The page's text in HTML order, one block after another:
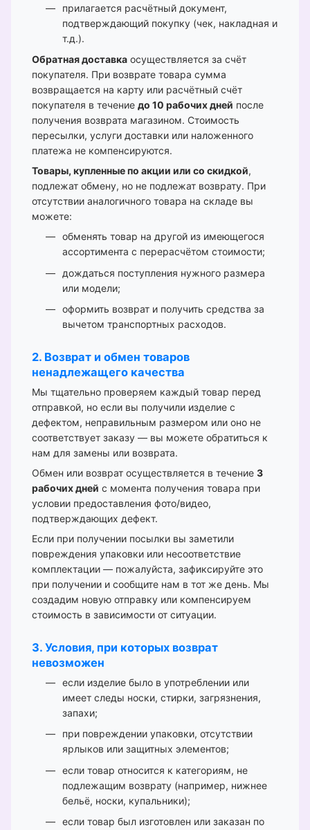
прилагается расчётный документ,
подтверждающий покупку (чек, накладная и
т.д.).
Обратная доставка осуществляется за счёт
покупателя. При возврате товара сумма
возвращается на карту или расчётный счёт
покупателя в течение до 10 рабочих дней после
получения возврата магазином. Стоимость
пересылки, услуги доставки или наложенного
платежа не компенсируются.
Товары, купленные по акции или со скидкой,
подлежат обмену, но не подлежат возврату. При
отсутствии аналогичного товара на складе вы
можете:
обменять товар на другой из имеющегося
ассортимента с перерасчётом стоимости;
дождаться поступления нужного размера
или модели;
оформить возврат и получить средства за
вычетом транспортных расходов.
2. Возврат и обмен товаров
ненадлежащего качества
Мы тщательно проверяем каждый товар перед
отправкой, но если вы получили изделие с
дефектом, неправильным размером или оно не
соответствует заказу — вы можете обратиться к
нам для замены или возврата.
Обмен или возврат осуществляется в течение 3
рабочих дней с момента получения товара при
условии предоставления фото/видео,
подтверждающих дефект.
Если при получении посылки вы заметили
повреждения упаковки или несоответствие
комплектации — пожалуйста, зафиксируйте это
при получении и сообщите нам в тот же день. Мы
создадим новую отправку или компенсируем
стоимость в зависимости от ситуации.
3. Условия, при которых возврат
невозможен
если изделие было в употреблении или
имеет следы носки, стирки, загрязнения,
запахи;
при повреждении упаковки, отсутствии
ярлыков или защитных элементов;
если товар относится к категориям, не
подлежащим возврату (например, нижнее
бельё, носки, купальники);
если товар был изготовлен или заказан по